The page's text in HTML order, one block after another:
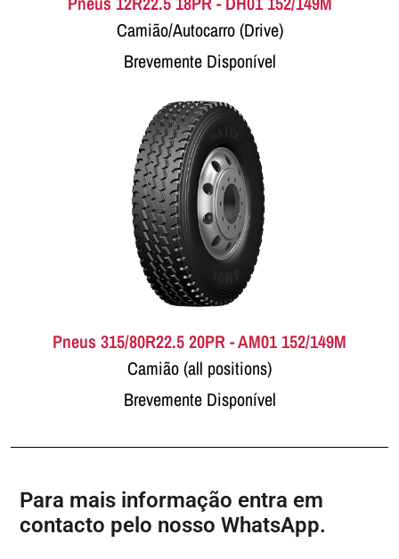
Camião/Autocarro (Drive)
Brevemente Disponível
Pneus 315/80R22.5 20PR - AM01 152/149M
Camião (all positions)
Brevemente Disponível
Para mais informação entra em
contacto pelo nosso WhatsApp.